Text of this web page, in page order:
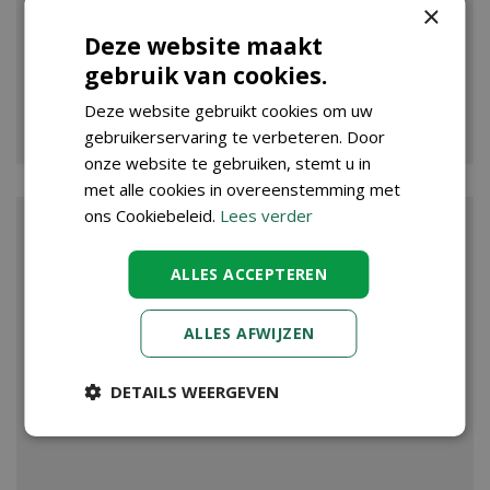
VIJVER
×
Deze website maakt
gebruik van cookies.
Deze website gebruikt cookies om uw
gebruikerservaring te verbeteren. Door
onze website te gebruiken, stemt u in
met alle cookies in overeenstemming met
ons Cookiebeleid. Lees verder
ALLES ACCEPTEREN
ALLES AFWIJZEN
DETAILS WEERGEVEN